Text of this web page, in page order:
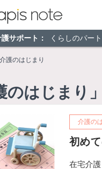
サポート： くらしのパー
介護のはじまり
のはじまり
介護の
初め
在宅介